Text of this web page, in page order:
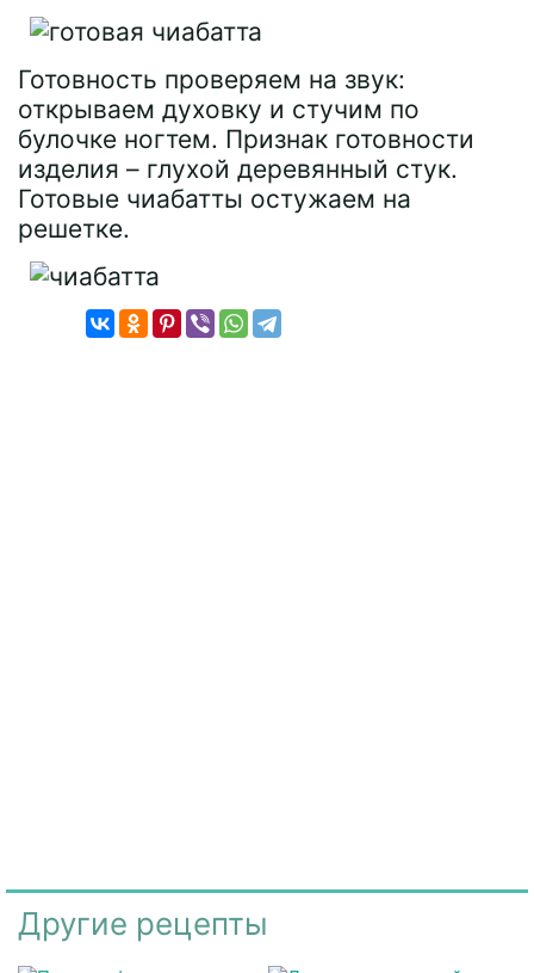
Готовность проверяем на звук:
открываем духовку и стучим по
булочке ногтем. Признак готовности
изделия – глухой деревянный стук.
Готовые чиабатты остужаем на
решетке.
Другие рецепты